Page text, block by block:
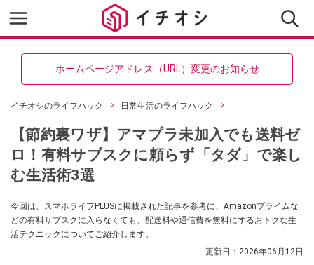
ホームページアドレス（URL）変更のお知らせ
イチオシのライフハック 日常生活のライフハック
【節約裏ワザ】アマプラ未加入でも送料ゼ
ロ！有料サブスクに頼らず「タダ」で楽し
む生活術3選
今回は、スマホライフPLUSに掲載された記事を参考に、Amazonプライムな
どの有料サブスクに入らなくても、配送料や通信費を無料にするおトクな生
活テクニックについてご紹介します。
更新日： 2026年06月12日